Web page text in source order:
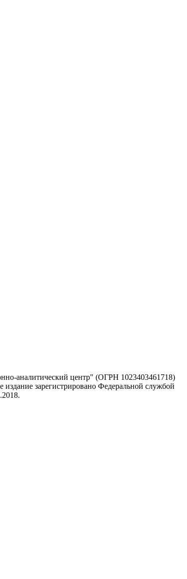
аналитический центр" (ОГРН 1023403461718)
зарегистрировано Федеральной службой